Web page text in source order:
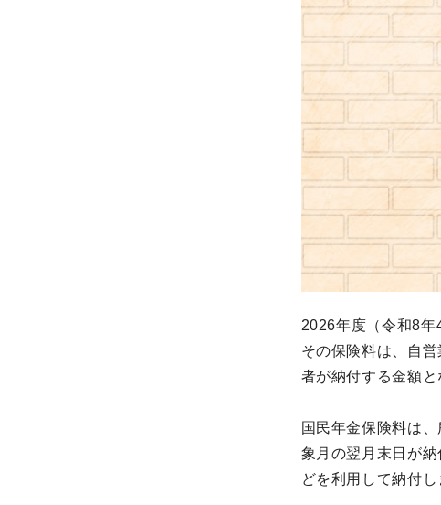
2026年度（令和8年
その保険料は、自
者が納付する金額と
国民年金保険料は
象月の翌月末日が
どを利用して納付し